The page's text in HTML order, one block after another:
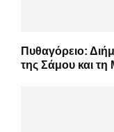
Πυθαγόρειο:
της Σάμου και